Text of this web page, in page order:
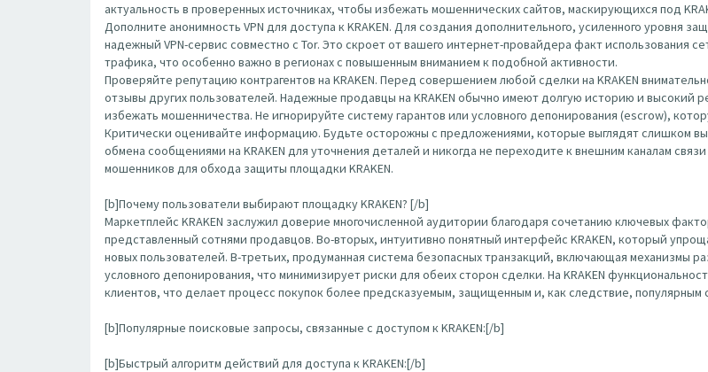
актуальность в проверенных источниках, чтобы избежать мошеннических сайтов, маскирующихся под
Дополните анонимность VPN для доступа к KRAKEN. Для создания дополнительного, усиленного уровня
надежный VPN-сервис совместно с Tor. Это скроет от вашего интернет-провайдера факт использования
трафика, что особенно важно в регионах с повышенным вниманием к подобной активности.
Проверяйте репутацию контрагентов на KRAKEN. Перед совершением любой сделки на KRAKEN
отзывы других пользователей. Надежные продавцы на KRAKEN обычно имеют долгую историю и высокий
избежать мошенничества. Не игнорируйте систему гарантов или условного депонирования (escrow),
Критически оценивайте информацию. Будьте осторожны с предложениями, которые выглядят слишком
обмена сообщениями на KRAKEN для уточнения деталей и никогда не переходите к внешним каналам
мошенников для обхода защиты площадки KRAKEN.
[b]Почему пользователи выбирают площадку KRAKEN? [/b]
Маркетплейс KRAKEN заслужил доверие многочисленной аудитории благодаря сочетанию ключевых
представленный сотнями продавцов. Во-вторых, интуитивно понятный интерфейс KRAKEN, который
новых пользователей. В-третьих, продуманная система безопасных транзакций, включающая механизмы
условного депонирования, что минимизирует риски для обеих сторон сделки. На KRAKEN
клиентов, что делает процесс покупок более предсказуемым, защищенным и, как следствие,
[b]Популярные поисковые запросы, связанные с доступом к KRAKEN:[/b]
[b]Быстрый алгоритм действий для доступа к KRAKEN:[/b]